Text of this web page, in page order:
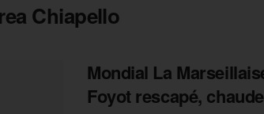
Chiapello
Mondial La
Foyot rescapé,